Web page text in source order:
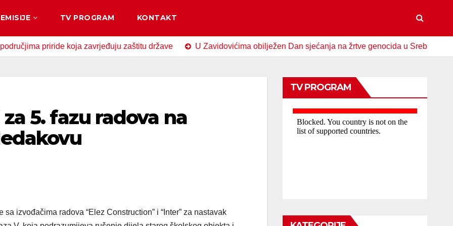
EMISIJE TV PROGRAM KONTAKT
priride koja zavrjeđuju zaštitu države U Zavidovićima obilježen Dan sjećanja na žrtve genocida u Srebrenici
5. fazu radova na
izvođačima radova “Elez Construction” i “Inter” za nastavak
TV PROGRAM